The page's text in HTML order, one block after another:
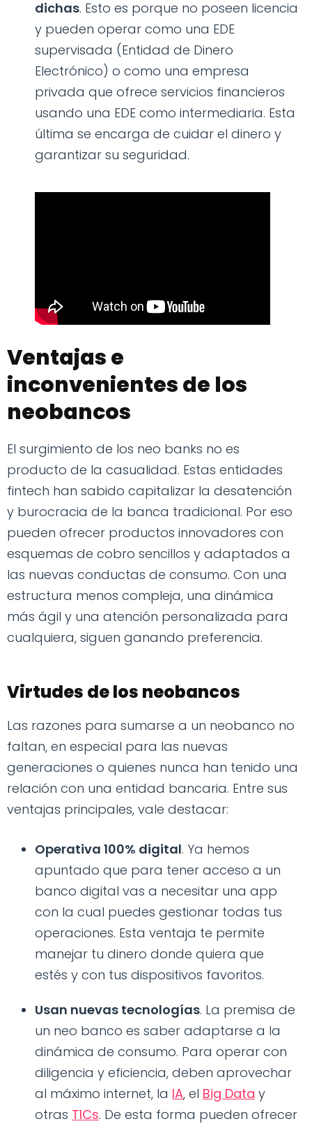
dichas. Esto es porque no poseen licencia
y pueden operar como una EDE
supervisada (Entidad de Dinero
Electrónico) o como una empresa
privada que ofrece servicios financieros
usando una EDE como intermediaria. Esta
última se encarga de cuidar el dinero y
garantizar su seguridad.
Ventajas e
inconvenientes de los
neobancos
El surgimiento de los neo banks no es
producto de la casualidad. Estas entidades
fintech han sabido capitalizar la desatención
y burocracia de la banca tradicional. Por eso
pueden ofrecer productos innovadores con
esquemas de cobro sencillos y adaptados a
las nuevas conductas de consumo. Con una
estructura menos compleja, una dinámica
más ágil y una atención personalizada para
cualquiera, siguen ganando preferencia.
Virtudes de los neobancos
Las razones para sumarse a un neobanco no
faltan, en especial para las nuevas
generaciones o quienes nunca han tenido una
relación con una entidad bancaria. Entre sus
ventajas principales, vale destacar:
Operativa 100% digital. Ya hemos
apuntado que para tener acceso a un
banco digital vas a necesitar una app
con la cual puedes gestionar todas tus
operaciones. Esta ventaja te permite
manejar tu dinero donde quiera que
estés y con tus dispositivos favoritos.
Usan nuevas tecnologías. La premisa de
un neo banco es saber adaptarse a la
dinámica de consumo. Para operar con
diligencia y eficiencia, deben aprovechar
al máximo internet, la IA, el Big Data y
otras TICs. De esta forma pueden ofrecer